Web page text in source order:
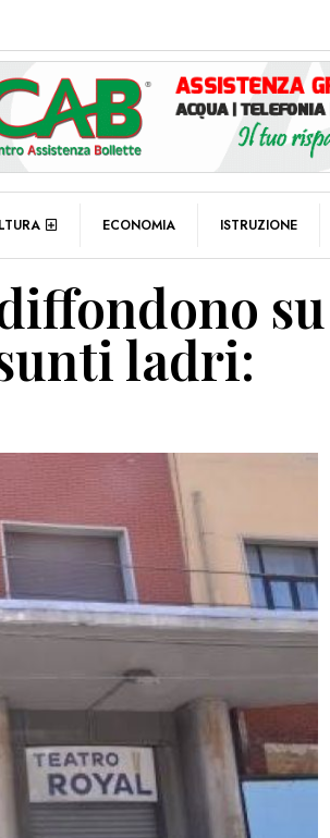
ECONOMIA ISTRUZIONE
su
ladri: